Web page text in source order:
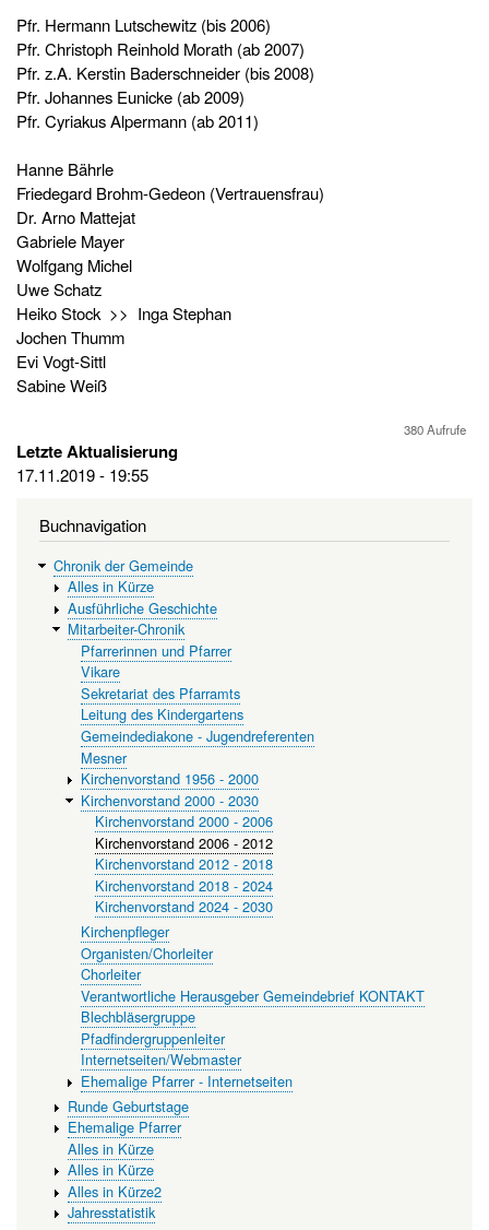
Pfr. Hermann Lutschewitz (bis 2006)
Pfr. Christoph Reinhold Morath (ab 2007)
Pfr. z.A. Kerstin Baderschneider (bis 2008)
Pfr. Johannes Eunicke (ab 2009)
Pfr. Cyriakus Alpermann (ab 2011)
Hanne Bährle
Friedegard Brohm-Gedeon (Vertrauensfrau)
Dr. Arno Mattejat
Gabriele Mayer
Wolfgang Michel
Uwe Schatz
Heiko Stock >> Inga Stephan
Jochen Thumm
Evi Vogt-Sittl
Sabine Weiß
380 Aufrufe
Letzte Aktualisierung
17.11.2019 - 19:55
Buchnavigation
Chronik der Gemeinde
Alles in Kürze
Ausführliche Geschichte
Mitarbeiter-Chronik
Pfarrerinnen und Pfarrer
Vikare
Sekretariat des Pfarramts
Leitung des Kindergartens
Gemeindediakone - Jugendreferenten
Mesner
Kirchenvorstand 1956 - 2000
Kirchenvorstand 2000 - 2030
Kirchenvorstand 2000 - 2006
Kirchenvorstand 2006 - 2012
Kirchenvorstand 2012 - 2018
Kirchenvorstand 2018 - 2024
Kirchenvorstand 2024 - 2030
Kirchenpfleger
Organisten/Chorleiter
Chorleiter
Verantwortliche Herausgeber Gemeindebrief KONTAKT
Blechbläsergruppe
Pfadfindergruppenleiter
Internetseiten/Webmaster
Ehemalige Pfarrer - Internetseiten
Runde Geburtstage
Ehemalige Pfarrer
Alles in Kürze
Alles in Kürze
Alles in Kürze2
Jahresstatistik